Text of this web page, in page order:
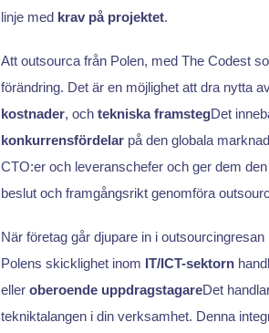
linje med krav på projektet.
Att outsourca från Polen, med The Codest
förändring. Det är en möjlighet att dra nytta
kostnader, och tekniska framstegDet
konkurrensfördelarpå den globala
CTO:er och leveranschefer och ger dem
beslut och framgångsrikt genomföra
När företag går djupare in i
Polens skicklighet inom IT/ICT-sektorn
eller oberoende uppdragstagareDet
tekniktalangen i din verksamhet. Denna